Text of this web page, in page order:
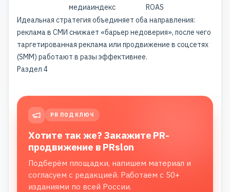
медиаиндекс
ROAS
Идеальная стратегия объединяет оба направления:
реклама в СМИ снижает «барьер недоверия», после чего
таргетированная реклама или продвижение в соцсетях
(SMM) работают в разы эффективнее.
Раздел 4
PR ПОД КЛЮЧ
Хотите так же? Закажите PR-
продвижение в PRslon
Подберём площадки, напишем материал и
согласуем с редакцией. Работаем с 50+
изданиями по всей России.